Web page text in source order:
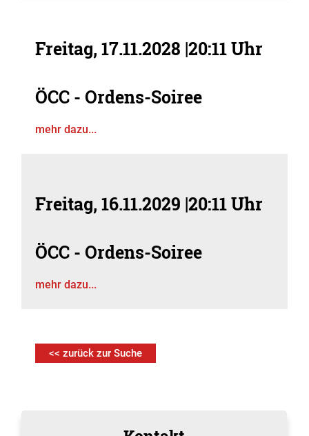
Freitag, 17.11.2028 |20:11 Uhr
ÖCC - Ordens-Soiree
mehr dazu...
Freitag, 16.11.2029 |20:11 Uhr
ÖCC - Ordens-Soiree
mehr dazu...
<< zurück zur Suche